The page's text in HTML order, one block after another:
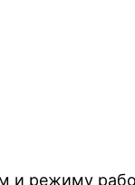
и режиму